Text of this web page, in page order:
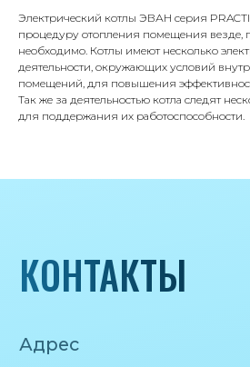
Электрический котлы ЭВАН серия
процедуру отопления помещения везде,
необходимо. Котлы имеют несколько
деятельности, окружающих условий
помещений, для повышения
Так же за деятельностью котла следят
для поддержания их работоспособности.
Почта
iceicemarket@yandex.ru
8 985 233-79-79